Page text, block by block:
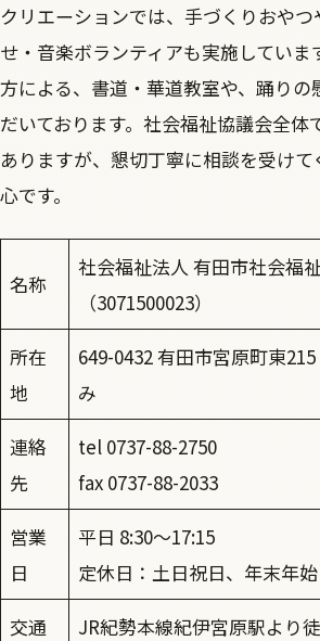
クリエーションでは、手づくりおや
せ・音楽ボランティアも実施していま
方による、書道・華道教室や、踊りの
だいております。社会福祉協議会全体
ありますが、懇切丁寧に相談を受け
心です。
名称
社会福祉法人 有田市社会福
（3071500023）
所在
地
649-0432 有田市宮原町東
み
連絡
先
tel 0737-88-2750
fax 0737-88-2033
営業
日
平日 8:30～17:15
定休日：土日祝日、年末年始
交通
JR紀勢本線紀伊宮原駅より